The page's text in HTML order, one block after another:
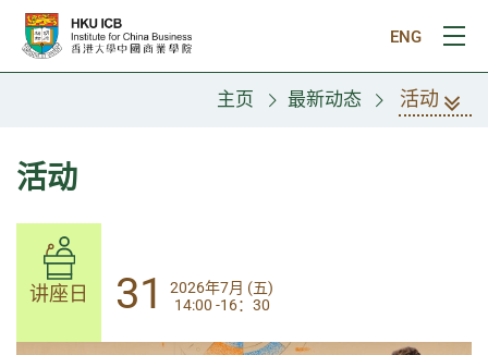
跳往主要内容
ENG
打
主页 最新动态 活动
活动
讲座日 31
2026年7月 (五)
14:00-17:30
讲座日 31
2026年7月 (五)
14:00 -16：30